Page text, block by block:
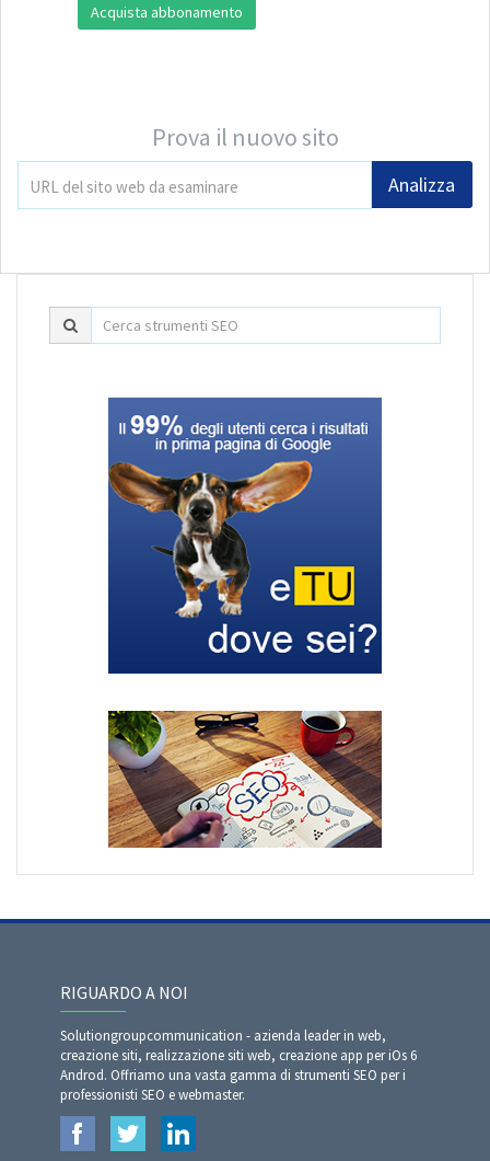
Acquista abbonamento
Prova il nuovo sito
Analizza
RIGUARDO A NOI
Solutiongroupcommunication - azienda leader in web,
creazione siti, realizzazione siti web, creazione app per iOs 6
Androd. Offriamo una vasta gamma di strumenti SEO per i
professionisti SEO e webmaster.